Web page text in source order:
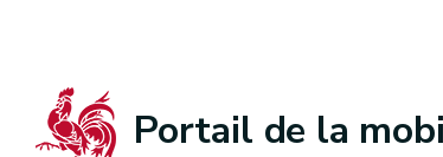
Portail de la